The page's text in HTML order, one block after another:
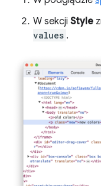
W sekcji Style
values .